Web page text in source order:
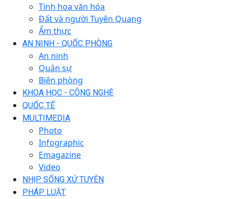
Tinh hoa văn hóa
Đất và người Tuyên Quang
Ẩm thực
AN NINH - QUỐC PHÒNG
An ninh
Quân sự
Biên phòng
KHOA HỌC - CÔNG NGHỆ
QUỐC TẾ
MULTIMEDIA
Photo
Infographic
Emagazine
Video
NHỊP SỐNG XỨ TUYÊN
PHÁP LUẬT